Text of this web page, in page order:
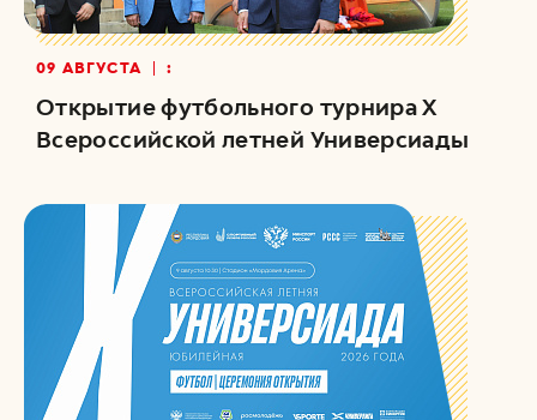
09 АВГУСТА :
Открытие футбольного турнира Х
Всероссийской летней Универсиады